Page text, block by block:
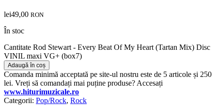
lei49,00 RON
În stoc
Cantitate Rod Stewart - Every Beat Of My Heart (Tartan Mix) Disc
VINIL maxi VG+ (box7)
Adaugă în coș
Comanda minimă acceptată pe site-ul nostru este de 5 articole și 250
lei. Vreți să comandați mai puține produse? Accesați
www.hiturimuzicale.ro
Categorii: Pop/Rock, Rock